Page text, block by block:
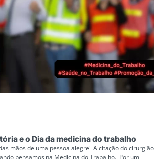
e o Dia da medicina do trabalho
mãos de uma pessoa alegre" A citação do cirurgião
pensamos na Medicina do Trabalho. Por um